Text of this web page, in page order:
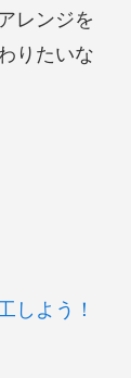
レンジを
りたいな
しよう！